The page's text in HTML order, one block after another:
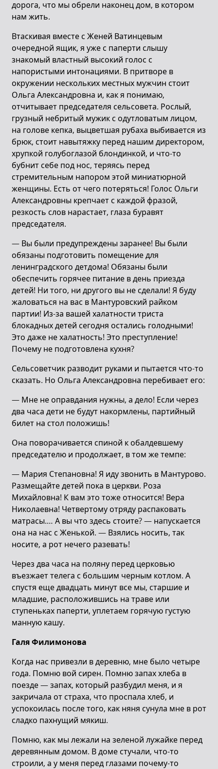
дорога, что мы обрели наконец дом, в котором
нам жить.
Втаскивая вместе с Женей Ватинцевым
очередной ящик, я уже с паперти слышу
знакомый властный высокий голос с
напористыми интонациями. В притворе в
окружении нескольких местных мужчин стоит
Ольга Александровна и, как я понимаю,
отчитывает председателя сельсовета. Рослый,
грузный небритый мужик с одутловатым лицом,
на голове кепка, выцветшая рубаха выбивается из
брюк, стоит навытяжку перед нашим директором,
хрупкой голубоглазой блондинкой, и что-то
бубнит себе под нос, теряясь перед
стремительным напором этой миниатюрной
женщины. Есть от чего потеряться! Голос Ольги
Александровны крепчает с каждой фразой,
резкость слов нарастает, глаза буравят
председателя.
— Вы были предупреждены заранее! Вы были
обязаны подготовить помещение для
ленинградского детдома! Обязаны были
обеспечить горячее питание в день приезда
детей! Ни того, ни другого вы не сделали! Я буду
жаловаться на вас в Мантуровский райком
партии! Из-за вашей халатности триста
блокадных детей сегодня остались голодными!
Это даже не халатность! Это преступление!
Почему не подготовлена кухня?
Сельсоветчик разводит руками и пытается что-то
сказать. Но Ольга Александровна перебивает его:
— Мне не оправдания нужны, а дело! Если через
два часа дети не будут накормлены, партийный
билет на стол положишь!
Она поворачивается спиной к обалдевшему
председателю и продолжает, в том же темпе:
— Мария Степановна! Я иду звонить в Мантурово.
Размещайте детей пока в церкви. Роза
Михайловна! К вам это тоже относится! Вера
Николаевна! Четвертому отряду распаковать
матрасы.… А вы что здесь стоите? — напускается
она на нас с Женькой. — Взялись носить, так
носите, а рот нечего разевать!
Через два часа на поляну перед церковью
въезжает телега с большим черным котлом. А
спустя еще двадцать минут все мы, старшие и
младшие, расположившись на траве или
ступеньках паперти, уплетаем горячую густую
манную кашу.
Галя Филимонова
Когда нас привезли в деревню, мне было четыре
года. Помню вой сирен. Помню запах хлеба в
поезде — запах, который разбудил меня, и я
закричала от страха, что проспала хлеб, и
успокоилась после того, как няня сунула мне в рот
сладко пахнущий мякиш.
Помню, как мы лежали на зеленой лужайке перед
деревянным домом. В доме стучали, что-то
строили, а у меня перед глазами почему-то